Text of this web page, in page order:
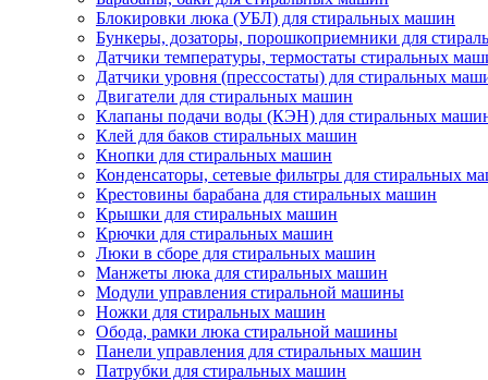
Блокировки люка (УБЛ) для стиральных машин
Бункеры, дозаторы, порошкоприемники для
Датчики температуры, термостаты стиральных
Датчики уровня (прессостаты) для стиральных
Двигатели для стиральных машин
Клапаны подачи воды (КЭН) для стиральных
Клей для баков стиральных машин
Кнопки для стиральных машин
Конденсаторы, сетевые фильтры для стиральных
Крестовины барабана для стиральных машин
Крышки для стиральных машин
Крючки для стиральных машин
Люки в сборе для стиральных машин
Манжеты люка для стиральных машин
Модули управления стиральной машины
Ножки для стиральных машин
Обода, рамки люка стиральной машины
Панели управления для стиральных машин
Патрубки для стиральных машин